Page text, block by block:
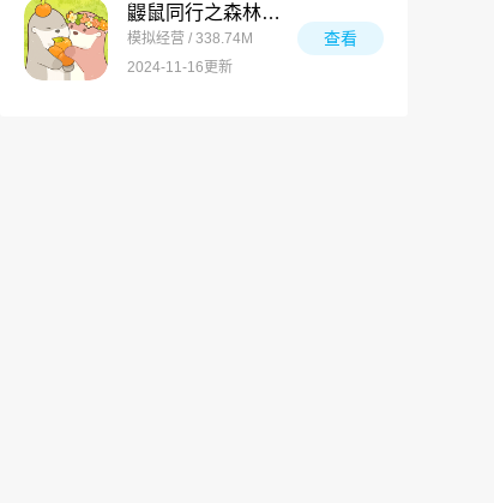
鼹鼠同行之森林之家万圣节版
模拟经营 / 338.74M
2024-11-16更新
查看